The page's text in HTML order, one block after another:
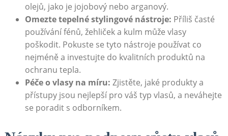
olejů, jako je jojobový nebo arganový.
Omezte tepelné stylingové nástroje: Příliš časté
používání fénů, žehliček a kulm může vlasy
poškodit.‍ Pokuste se tyto nástroje používat ‌co
nejméně a investujte do ‌kvalitních produktů na
ochranu tepla.
Péče o⁢ vlasy na míru: Zjistěte, jaké produkty a
přístupy ⁤jsou nejlepší​ pro váš typ vlasů, a neváhejte
se poradit s ⁢odborníkem.